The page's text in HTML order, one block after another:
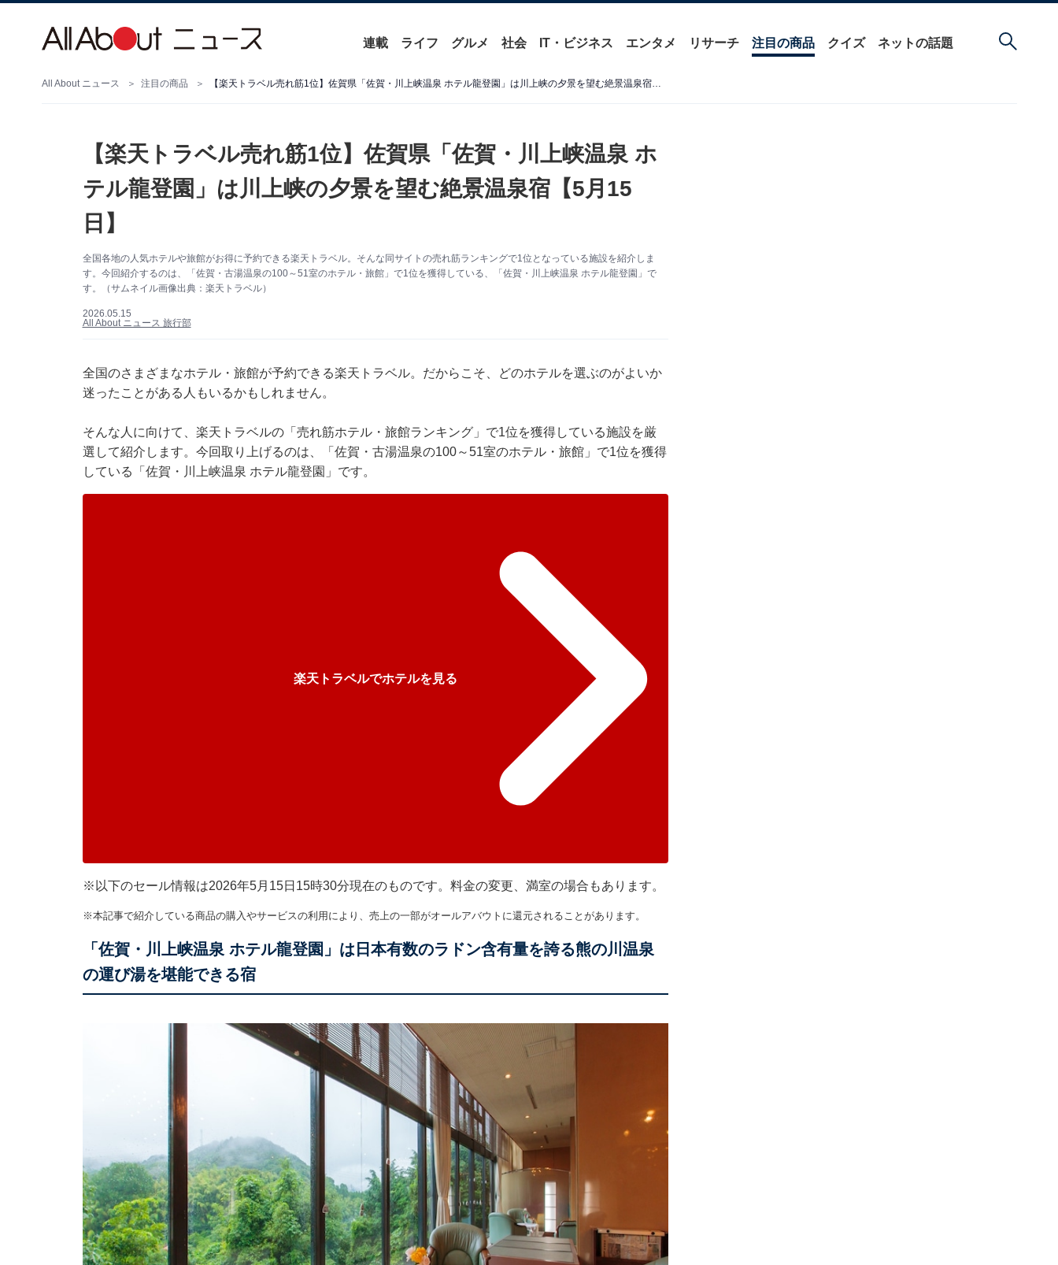
連載 ライフ グルメ 社会 IT・ビジネス エンタメ リサーチ 注目の商品 クイズ ネットの話題
All About ニュース 注目の商品 【楽天トラベル売れ筋1位】佐賀県「佐賀・川上峡温泉 ホテル龍登園」は川上峡の夕景を望む絶景温泉宿【5月15日】
【楽天トラベル売れ筋1位】佐賀県「佐賀・川上峡温泉 ホ
テル龍登園」は川上峡の夕景を望む絶景温泉宿【5月15
日】
全国各地の人気ホテルや旅館がお得に予約できる楽天トラベル。そんな同サイトの売れ筋ランキングで1位となっている施設を紹介しま
す。今回紹介するのは、「佐賀・古湯温泉の100～51室のホテル・旅館」で1位を獲得している、「佐賀・川上峡温泉 ホテル龍登園」で
す。（サムネイル画像出典：楽天トラベル）
2026.05.15
All About ニュース 旅行部
全国のさまざまなホテル・旅館が予約できる楽天トラベル。だからこそ、どのホテルを選ぶのがよいか
迷ったことがある人もいるかもしれません。
そんな人に向けて、 楽天トラベルの「売れ筋ホテル・旅館ランキング」で1位を獲得している施設を厳
選して紹介します。今回取り上げるのは、「佐賀・古湯温泉の100～51室のホテル・旅館」で1位を獲得
している「佐賀・川上峡温泉 ホテル龍登園」です。
楽天トラベルでホテルを見る
※以下のセール情報は2026年5月15日15時30分現在のものです。料金の変更、満室の場合もあります。
※本記事で紹介している商品の購入やサービスの利用により、売上の一部がオールアバウトに還元されることがあります。
「佐賀・川上峡温泉 ホテル龍登園」は日本有数のラドン含有量を誇る熊の川温泉
の運び湯を堪能できる宿